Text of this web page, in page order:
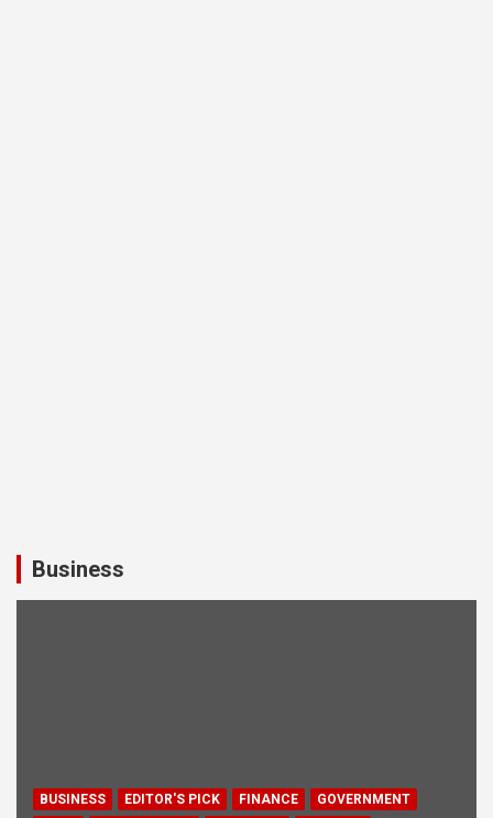
Business
BUSINESS EDITOR'S PICK FINANCE
GOVERNMENT